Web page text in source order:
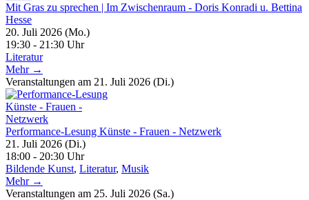
Mit Gras zu sprechen | Im Zwischenraum - Doris Konradi u. Bettina
Hesse
20. Juli 2026 (Mo.)
19:30 - 21:30 Uhr
Literatur
Mehr →
Veranstaltungen am 21. Juli 2026 (Di.)
Performance-Lesung Künste - Frauen - Netzwerk
21. Juli 2026 (Di.)
18:00 - 20:30 Uhr
Bildende Kunst, Literatur, Musik
Mehr →
Veranstaltungen am 25. Juli 2026 (Sa.)